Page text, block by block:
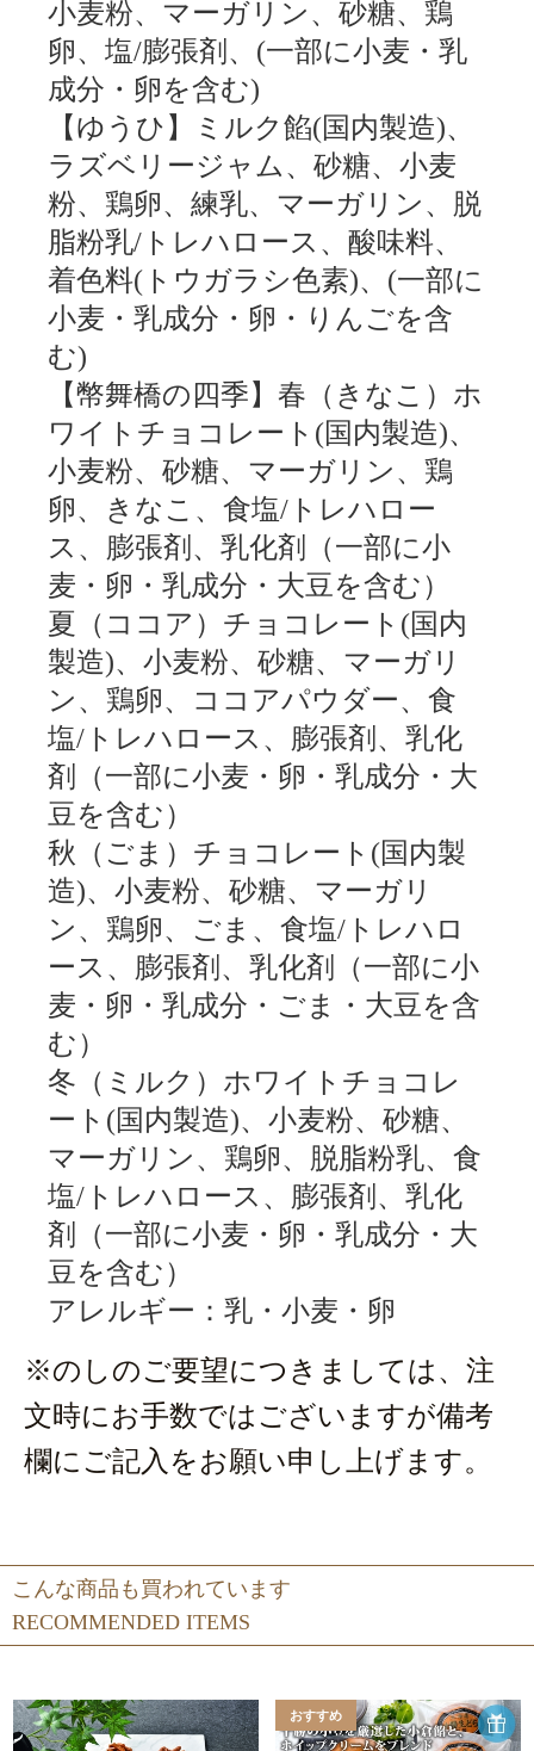
小麦粉、マーガリン、砂糖、鶏
卵、塩/膨張剤、(一部に小麦・乳
成分・卵を含む)
【ゆうひ】ミルク餡(国内製造)、
ラズベリージャム、砂糖、小麦
粉、鶏卵、練乳、マーガリン、脱
脂粉乳/トレハロース、酸味料、
着色料(トウガラシ色素)、(一部に
小麦・乳成分・卵・りんごを含
む)
【幣舞橋の四季】春（きなこ）ホ
ワイトチョコレート(国内製造)、
小麦粉、砂糖、マーガリン、鶏
卵、きなこ、食塩/トレハロー
ス、膨張剤、乳化剤（一部に小
麦・卵・乳成分・大豆を含む）
夏（ココア）チョコレート(国内
製造)、小麦粉、砂糖、マーガリ
ン、鶏卵、ココアパウダー、食
塩/トレハロース、膨張剤、乳化
剤（一部に小麦・卵・乳成分・大
豆を含む）
秋（ごま）チョコレート(国内製
造)、小麦粉、砂糖、マーガリ
ン、鶏卵、ごま、食塩/トレハロ
ース、膨張剤、乳化剤（一部に小
麦・卵・乳成分・ごま・大豆を含
む）
冬（ミルク）ホワイトチョコレ
ート(国内製造)、小麦粉、砂糖、
マーガリン、鶏卵、脱脂粉乳、食
塩/トレハロース、膨張剤、乳化
剤（一部に小麦・卵・乳成分・大
豆を含む）
アレルギー：乳・小麦・卵
※のしのご要望につきましては、注
文時にお手数ではございますが備考
欄にご記入をお願い申し上げます。
RECOMMENDED ITEMS
こんな商品も買われています